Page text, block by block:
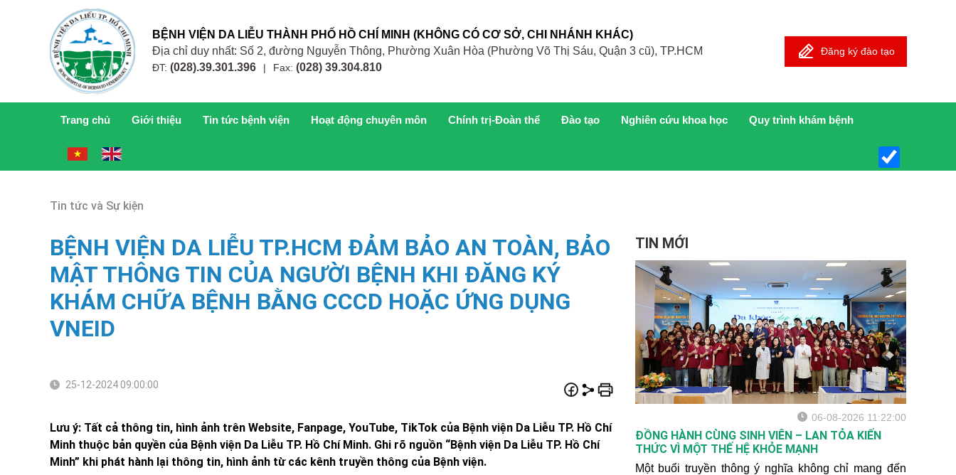
BỆNH VIỆN DA LIỄU THÀNH PHỐ HỒ CHÍ MINH (KHÔNG CÓ CƠ SỞ, CHI NHÁNH KHÁC)
Địa chỉ duy nhất: Số 2, đường Nguyễn Thông, Phường Xuân Hòa (Phường Võ Thị Sáu, Quận 3 cũ), TP.HCM
ĐT: (028).39.301.396 | Fax: (028) 39.304.810
Đăng ký đào tạo
Trang chủ Giới thiệu Tin tức bệnh viện Hoạt động chuyên môn Chính trị-Đoàn thể Đào tạo Nghiên cứu khoa học Quy trình khám bệnh
Tin tức và Sự kiện
BỆNH VIỆN DA LIỄU TP.HCM ĐẢM BẢO AN TOÀN, BẢO
MẬT THÔNG TIN CỦA NGƯỜI BỆNH KHI ĐĂNG KÝ
KHÁM CHỮA BỆNH BẰNG CCCD HOẶC ỨNG DỤNG
VNEID
25-12-2024 09:00:00
Lưu ý: Tất cả thông tin, hình ảnh trên Website, Fanpage, YouTube, TikTok của Bệnh viện Da Liễu TP. Hồ Chí
Minh thuộc bản quyền của Bệnh viện Da Liễu TP. Hồ Chí Minh. Ghi rõ nguồn “Bệnh viện Da Liễu TP. Hồ Chí
Minh” khi phát hành lại thông tin, hình ảnh từ các kênh truyền thông của Bệnh viện.
TIN MỚI
06-08-2026 11:22:00
ĐỒNG HÀNH CÙNG SINH VIÊN – LAN TỎA KIẾN
THỨC VÌ MỘT THẾ HỆ KHỎE MẠNH
Một buổi truyền thông ý nghĩa không chỉ mang đến